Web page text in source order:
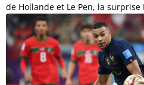
de Hollande et Le Pen, la surprise